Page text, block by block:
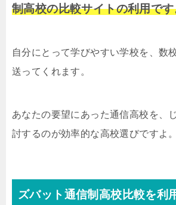
制高校の比較サイトの利用で
自分にとって学びやすい学校を、数
送ってくれます。
あなたの要望にあった通信高校を、
討するのが効率的な高校選びですよ。
ズバット通信制高校比較を利